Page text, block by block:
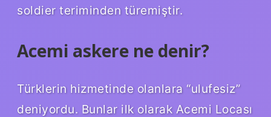
soldier teriminden türemiştir.
Acemi askere ne denir?
Türklerin hizmetinde olanlara “ulufesiz”
deniyordu. Bunlar ilk olarak Acemi Locası